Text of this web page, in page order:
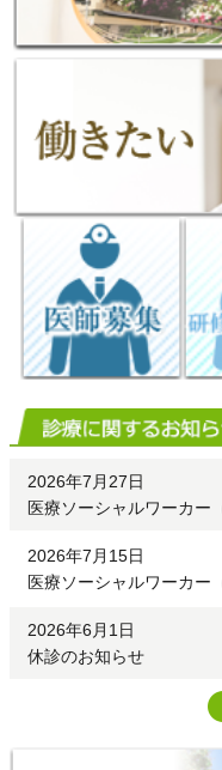
2026年7月27日
医療ソーシャルワーカー
2026年7月15日
医療ソーシャルワーカー
2026年6月1日
休診のお知らせ